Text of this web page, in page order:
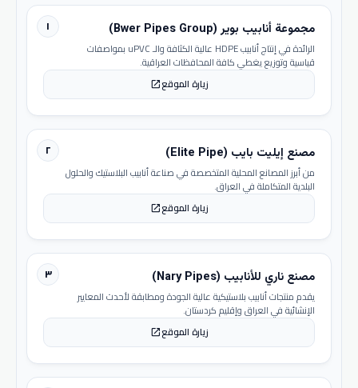
١ مجموعة أنابيب بوير (Bwer Pipes Group)
الرائدة في إنتاج أنابيب HDPE عالية الكثافة والـ uPVC بمواصفات
قياسية وتوزيع يغطي كافة المحافظات العراقية.
زيارة الموقعopen_in_new
٢ مصنع إيليت بايب (Elite Pipe)
من أبرز المصانع المحلية المتخصصة في صناعة أنابيب البلاستيك والحلول
البلدية المتكاملة في العراق.
زيارة الموقعopen_in_new
٣ مصنع ناري للأنابيب (Nary Pipes)
يقدم منتجات أنابيب بلاستيكية عالية الجودة ومطابقة لأحدث المعايير
الإنشائية في العراق وإقليم كردستان.
زيارة الموقعopen_in_new